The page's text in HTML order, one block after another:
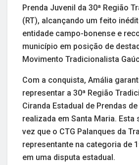
Prenda Juvenil da 30ª Região
(RT), alcançando um feito
entidade campo-bonense e
município em posição de
Movimento Tradicionalista
Com a conquista, Amália
representar a 30ª Região
Ciranda Estadual de Prendas
realizada em Santa Maria. Esta
vez que o CTG Palanques da
representante na categoria de
em uma disputa estadual.